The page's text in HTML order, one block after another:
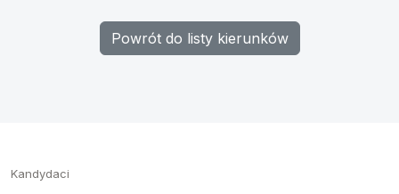
Powrót do listy kierunków
Kandydaci